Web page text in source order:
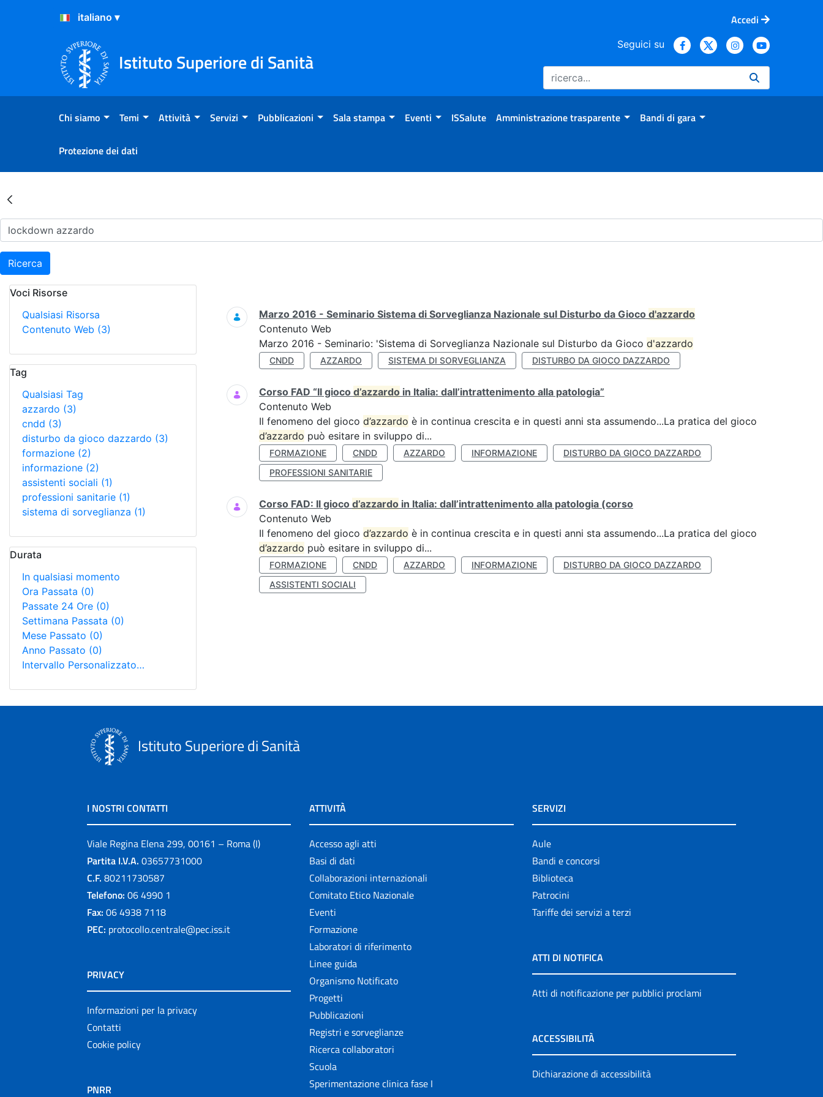
Salta al Contenuto
Salta al Footer
Accedi
Istituto Superiore di Sanità
Seguici su
Chi siamo Temi Attività Servizi Pubblicazioni Sala stampa Eventi ISSalute Amministrazione trasparente Bandi di gara
Protezione dei dati
Risultati della Ricerca - Archivio
Ricerca
Voci Risorse
Qualsiasi Risorsa
Contenuto Web (3)
Tag
Qualsiasi Tag
azzardo (3)
cndd (3)
disturbo da gioco dazzardo (3)
formazione (2)
informazione (2)
assistenti sociali (1)
professioni sanitarie (1)
sistema di sorveglianza (1)
Durata
In qualsiasi momento
Ora Passata (0)
Passate 24 Ore (0)
Settimana Passata (0)
Mese Passato (0)
Anno Passato (0)
Intervallo Personalizzato…
Ricerca
Marzo 2016 - Seminario Sistema di Sorveglianza Nazionale sul Disturbo da Gioco d'azzardo
Contenuto Web
Marzo 2016 - Seminario: 'Sistema di Sorveglianza Nazionale sul Disturbo da Gioco d'azzardo
CNDD AZZARDO SISTEMA DI SORVEGLIANZA DISTURBO DA GIOCO DAZZARDO
Corso FAD “Il gioco d’azzardo in Italia: dall’intrattenimento alla patologia”
Contenuto Web
Il fenomeno del gioco d’azzardo è in continua crescita e in questi anni sta assumendo...La pratica del gioco
d’azzardo può esitare in sviluppo di...
FORMAZIONE CNDD AZZARDO INFORMAZIONE
DISTURBO DA GIOCO DAZZARDO
PROFESSIONI SANITARIE
Corso FAD: Il gioco d’azzardo in Italia: dall’intrattenimento alla patologia (corso
Contenuto Web
Il fenomeno del gioco d’azzardo è in continua crescita e in questi anni sta assumendo...La pratica del gioco
d’azzardo può esitare in sviluppo di...
FORMAZIONE CNDD AZZARDO INFORMAZIONE
DISTURBO DA GIOCO DAZZARDO
ASSISTENTI SOCIALI
Istituto Superiore di Sanità
I NOSTRI CONTATTI
Viale Regina Elena 299, 00161 – Roma (I)
Partita I.V.A. 03657731000
C.F. 80211730587
Telefono: 06 4990 1
Fax: 06 4938 7118
PEC: protocollo.centrale@pec.iss.it
PRIVACY
Informazioni per la privacy
Contatti
Cookie policy
PNRR
ATTIVITÀ
Accesso agli atti
Basi di dati
Collaborazioni internazionali
Comitato Etico Nazionale
Eventi
Formazione
Laboratori di riferimento
Linee guida
Organismo Notificato
Progetti
Pubblicazioni
Registri e sorveglianze
Ricerca collaboratori
Scuola
Sperimentazione clinica fase I
SERVIZI
Aule
Bandi e concorsi
Biblioteca
Patrocini
Tariffe dei servizi a terzi
ATTI DI NOTIFICA
Atti di notificazione per pubblici proclami
ACCESSIBILITÀ
Dichiarazione di accessibilità